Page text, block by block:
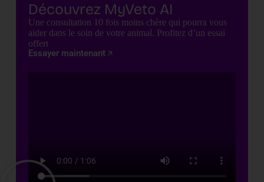
Découvrez MyVeto AI
Une consultation 10 fois moins chère qui pourra vous
aider dans le soin de votre animal. Profitez d’un essai
offert
Essayer maintenant